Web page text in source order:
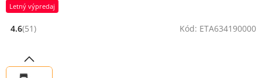
Letný výpredaj
Hodnocení: 4.6 z 5 (51 recenzí)
4.6(51) Kód: ETA634190000